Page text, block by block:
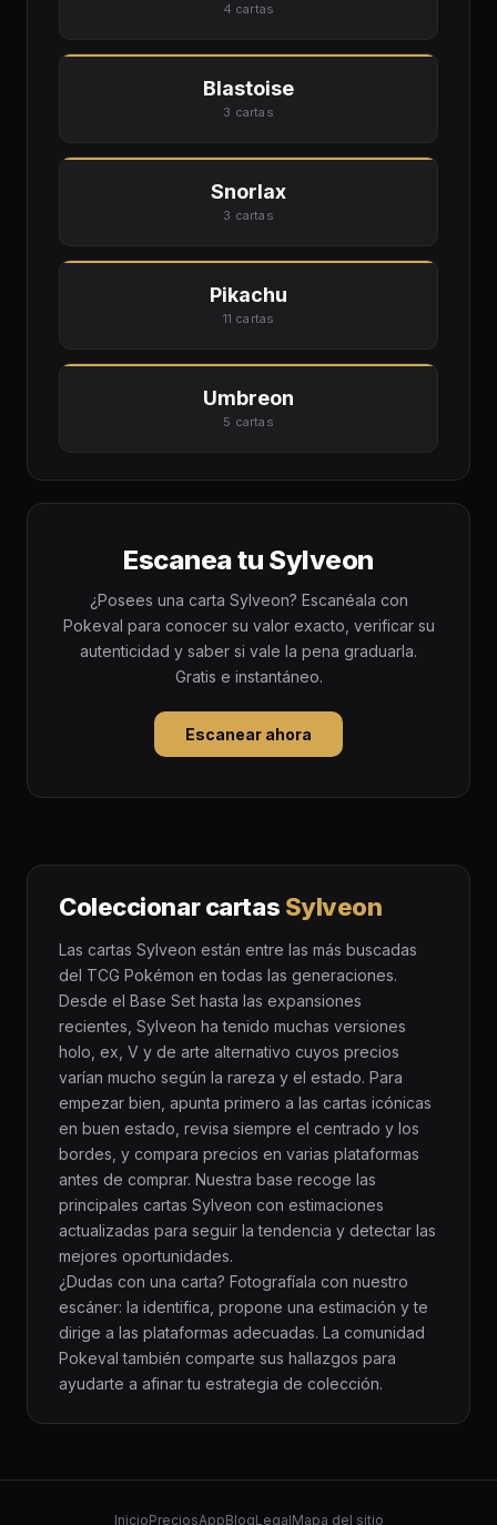
4 cartas
Blastoise
3 cartas
Snorlax
3 cartas
Pikachu
11 cartas
Umbreon
5 cartas
Escanea tu Sylveon
¿Posees una carta Sylveon? Escanéala con
Pokeval para conocer su valor exacto, verificar su
autenticidad y saber si vale la pena graduarla.
Gratis e instantáneo.
Escanear ahora
Coleccionar cartas Sylveon
Las cartas Sylveon están entre las más buscadas
del TCG Pokémon en todas las generaciones.
Desde el Base Set hasta las expansiones
recientes, Sylveon ha tenido muchas versiones
holo, ex, V y de arte alternativo cuyos precios
varían mucho según la rareza y el estado. Para
empezar bien, apunta primero a las cartas icónicas
en buen estado, revisa siempre el centrado y los
bordes, y compara precios en varias plataformas
antes de comprar. Nuestra base recoge las
principales cartas Sylveon con estimaciones
actualizadas para seguir la tendencia y detectar las
mejores oportunidades.
¿Dudas con una carta? Fotografíala con nuestro
escáner: la identifica, propone una estimación y te
dirige a las plataformas adecuadas. La comunidad
Pokeval también comparte sus hallazgos para
ayudarte a afinar tu estrategia de colección.
InicioPreciosAppBlogLegalMapa del sitio